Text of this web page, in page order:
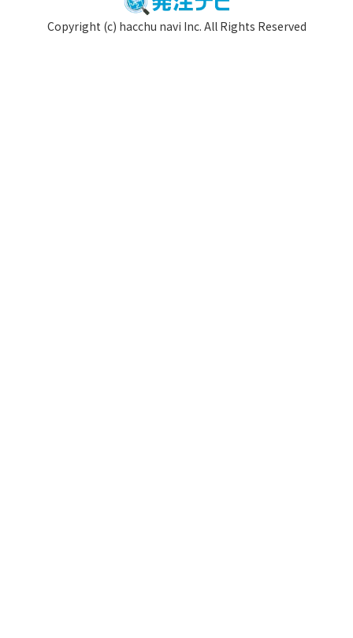
Copyright (c) hacchu navi Inc. All Rights Reserved